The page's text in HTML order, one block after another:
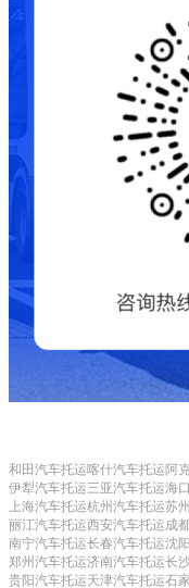
和田汽车托运喀什汽车托运阿
伊犁汽车托运三亚汽车托运海
上海汽车托运杭州汽车托运苏
丽江汽车托运西安汽车托运成
南宁汽车托运长春汽车托运沈
郑州汽车托运济南汽车托运长
贵阳汽车托运天津汽车托运石